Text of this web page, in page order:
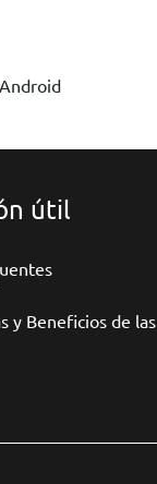
útil
y Beneficios de las